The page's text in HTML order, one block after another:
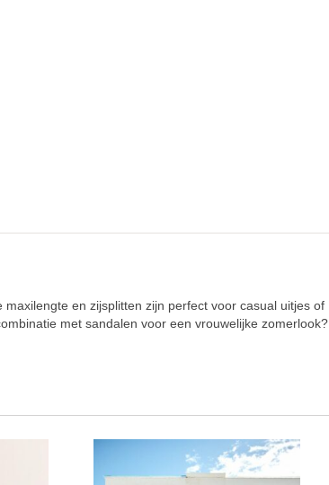
en zijsplitten zijn perfect voor casual uitjes of
met sandalen voor een vrouwelijke zomerlook?